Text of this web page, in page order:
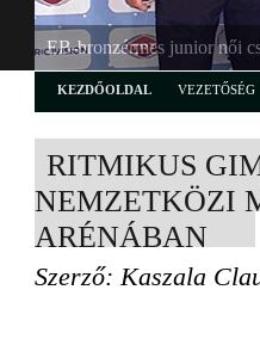
EB-bronzérmes junior női
KEZDŐOLDAL VEZETŐSÉG
RITMIKUS
NEMZETKÖZI
ARÉNÁBAN
Szerző: Kaszala